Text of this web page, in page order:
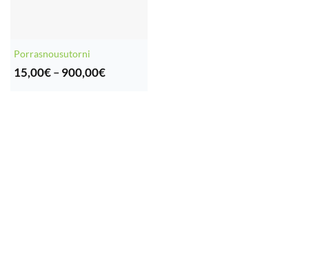
Porrasnousutorni
15,00€ – 900,00€Hintaluokka: